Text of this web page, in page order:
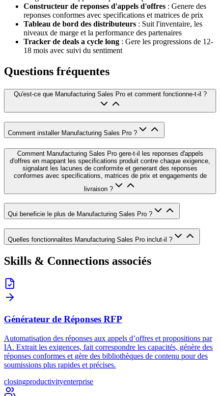
Constructeur de reponses d'appels d'offres : Genere des
reponses conformes avec specifications et matrices de prix
Tableau de bord des distributeurs : Suit l'inventaire, les
niveaux de marge et la performance des partenaires
Tracker de deals a cycle long : Gere les progressions de 12-
18 mois avec suivi du sentiment
Questions fréquentes
Qu'est-ce que Manufacturing Sales Pro et comment fonctionne-t-il ?
Comment installer Manufacturing Sales Pro ?
Comment Manufacturing Sales Pro gere-t-il les reponses d'appels
d'offres en mappant les specifications produit contre chaque exigence,
signalant les lacunes de conformite et generant des reponses
conformes avec specifications, matrices de prix et engagements de
livraison ?
Qui beneficie le plus de Manufacturing Sales Pro ?
Quelles fonctionnalites Manufacturing Sales Pro inclut-il ?
Skills & Connections associés
Générateur de Réponses RFP
Automatisation des réponses aux appels d’offres et propositions par
IA. Extrait les exigences, fait correspondre les capacités, génère des
réponses conformes et gère des bibliothèques de contenu pour des
soumissions plus rapides et précises.
closingproductivityenterprise